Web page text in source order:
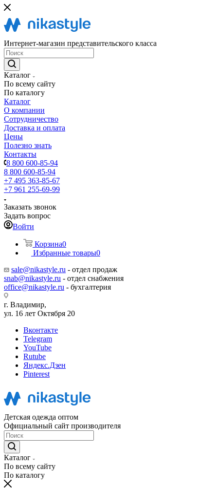
Интернет-магазин представительского класса
Каталог
По всему сайту
По каталогу
Каталог
О компании
Сотрудничество
Доставка и оплата
Цены
Полезно знать
Контакты
8 800 600-85-94
8 800 600-85-94
+7 495 363-85-67
+7 961 255-69-99
Заказать звонок
Задать вопрос
Войти
Корзина0
Избранные товары0
sale@nikastyle.ru - отдел продаж
snab@nikastyle.ru - отдел снабжения
office@nikastyle.ru - бухгалтерия
г. Владимир,
ул. 16 лет Октября 20
Вконтакте
Telegram
YouTube
Rutube
Яндекс.Дзен
Pinterest
Детская одежда оптом
Официальный сайт производителя
Каталог
По всему сайту
По каталогу